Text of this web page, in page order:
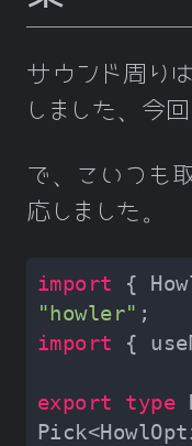
サウンド周り
しました、今
で、こいつも
応しました。
import {
"howler"
import {
export type